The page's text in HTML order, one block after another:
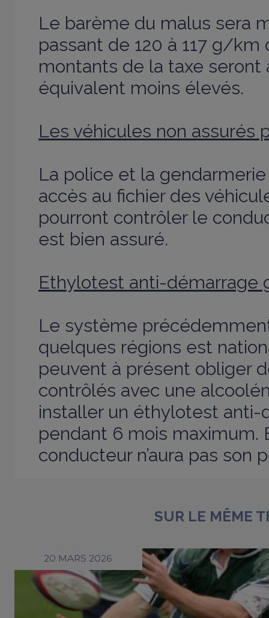
Le barème du malus sera
passant de 120 à 117 g/
montants de la taxe seront
équivalent moins élevés.
Les véhicules non assurés
La police et la
accès au fichier des
pourront contrôler le
est bien assuré.
Ethylotest anti-démarrage
Le système
quelques régions est
peuvent à présent obliger
contrôlés avec une
installer un éthylotest anti-
pendant 6 mois maximum.
conducteur n’aura pas son
SUR LE MÊME
20 MARS 2026